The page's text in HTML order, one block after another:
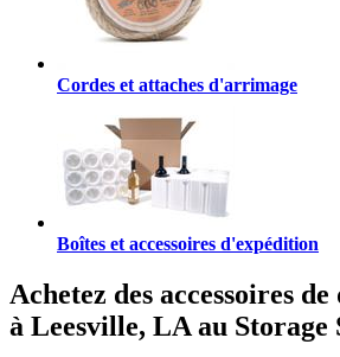
Cordes et attaches d'arrimage
Boîtes et accessoires d'expédition
Achetez des accessoires
à Leesville, LA au Storage